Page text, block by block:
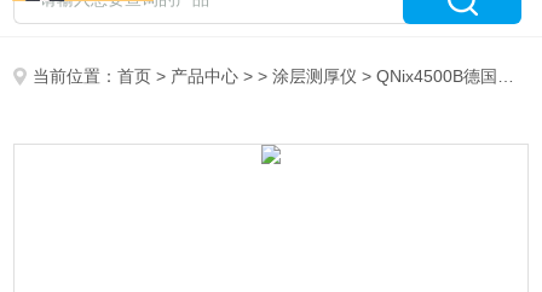
当前位置：首页 > 产品中心 > >涂层测厚仪 > QNix4500B德国尼克斯QNix4500B涂层测厚仪